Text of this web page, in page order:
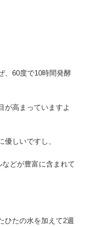
、60度で10時間発酵
が高まっていますよ
しいですし、
どが豊富に含まれて
ひたの水を加えて2週